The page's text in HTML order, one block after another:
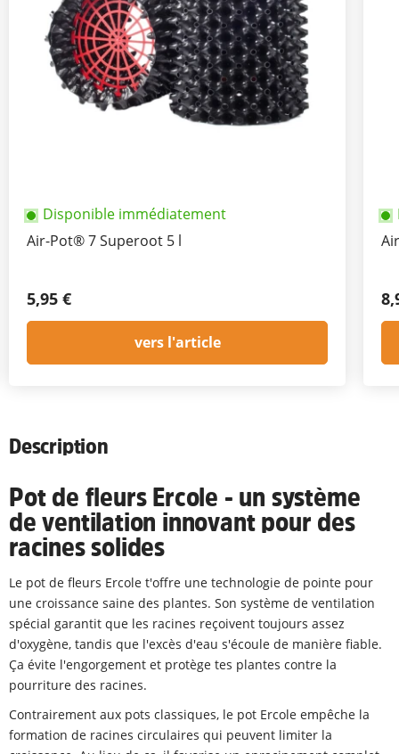
Disponible immédiatement
Air-Pot® 7 Superoot 5 l
5,95 €
vers l'article
Description
Pot de fleurs Ercole - un système
de ventilation innovant pour des
racines solides
Le pot de fleurs Ercole t'offre une technologie de pointe pour
une croissance saine des plantes. Son système de ventilation
spécial garantit que les racines reçoivent toujours assez
d'oxygène, tandis que l'excès d'eau s'écoule de manière fiable.
Ça évite l'engorgement et protège tes plantes contre la
pourriture des racines.
Contrairement aux pots classiques, le pot Ercole empêche la
formation de racines circulaires qui peuvent limiter la